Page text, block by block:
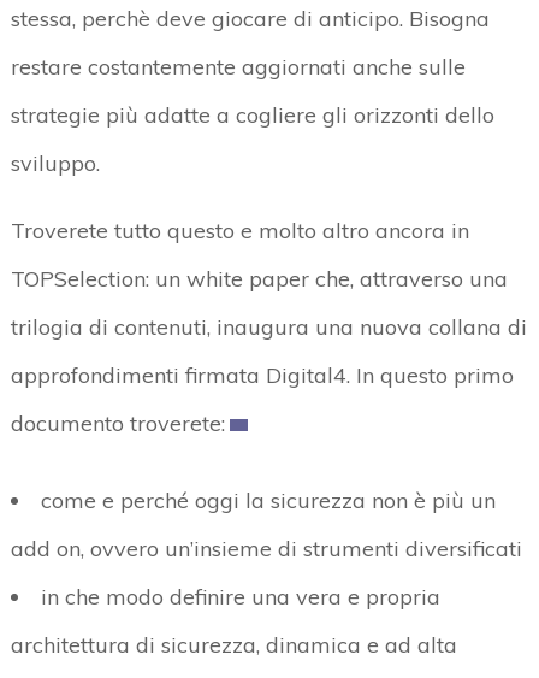
stessa, perchè deve giocare di anticipo. Bisogna
restare costantemente aggiornati anche sulle
strategie più adatte a cogliere gli orizzonti dello
sviluppo.
Troverete tutto questo e molto altro ancora in
TOPSelection: un white paper che, attraverso una
trilogia di contenuti, inaugura una nuova collana di
approfondimenti firmata Digital4. In questo primo
documento troverete:
come e perché oggi la sicurezza non è più un
add on, ovvero un’insieme di strumenti diversificati
in che modo definire una vera e propria
architettura di sicurezza, dinamica e ad alta